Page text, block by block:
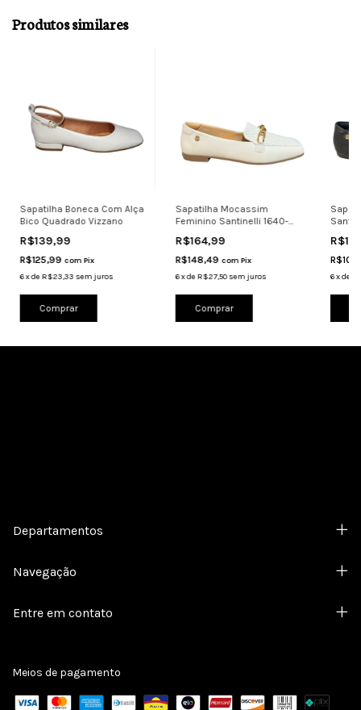
Produtos similares
Sapatilha Boneca Com Alça
Bico Quadrado Vizzano
R$139,99
R$125,99 com Pix
6xdeR$23,33 sem juros
Comprar
Sapatilha Mocassim
Feminino Santinelli 1640-
R$164,99
R$148,49 com Pix
6xdeR$27,50 sem juros
Comprar
6xde
Departamentos
Navegação
Entre em contato
Meios de pagamento